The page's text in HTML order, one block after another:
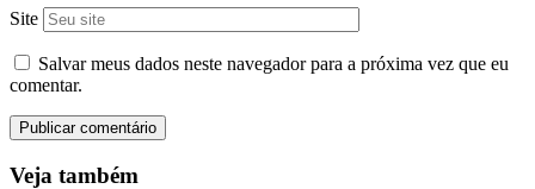
Site
Salvar meus dados neste navegador para a próxima vez que eu
comentar.
Veja também